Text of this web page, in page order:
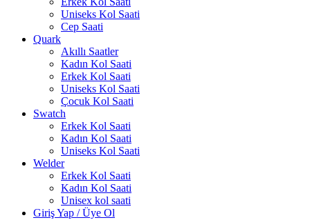
Uniseks Kol Saati
Cep Saati
Quark
Akıllı Saatler
Kadın Kol Saati
Erkek Kol Saati
Uniseks Kol Saati
Çocuk Kol Saati
Swatch
Erkek Kol Saati
Kadın Kol Saati
Uniseks Kol Saati
Welder
Erkek Kol Saati
Kadın Kol Saati
Unisex kol saati
Giriş Yap / Üye Ol